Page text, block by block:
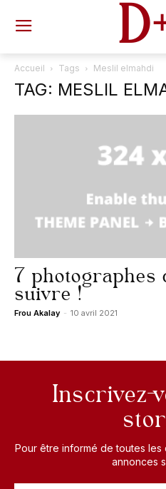
Accueil Tags Meslil elmahdi
TAG: MESLIL
7 photographes
suivre !
Frou Akalay - 10 avril 2021
Inscrivez-
Pour être informé de toutes
annonces